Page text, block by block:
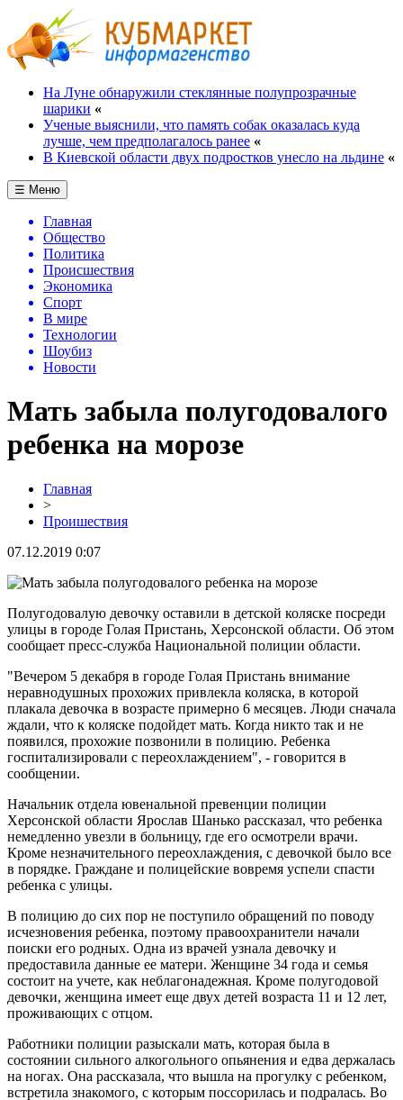
На Луне обнаружили стеклянные полупрозрачные
шарики «
Ученые выяснили, что память собак оказалась куда
лучше, чем предполагалось ранее «
В Киевской области двух подростков унесло на льдине «
☰ Меню
Главная
Общество
Политика
Происшествия
Экономика
Спорт
В мире
Технологии
Шоубиз
Новости
Мать забыла полугодовалого
ребенка на морозе
Главная
>
Проишествия
07.12.2019 0:07
Полугодовалую девочку оставили в детской коляске посреди
улицы в городе Голая Пристань, Херсонской области. Об этом
сообщает пресс-служба Национальной полиции области.
"Вечером 5 декабря в городе Голая Пристань внимание
неравнодушных прохожих привлекла коляска, в которой
плакала девочка в возрасте примерно 6 месяцев. Люди сначала
ждали, что к коляске подойдет мать. Когда никто так и не
появился, прохожие позвонили в полицию. Ребенка
госпитализировали с переохлаждением", - говорится в
сообщении.
Начальник отдела ювенальной превенции полиции
Херсонской области Ярослав Шанько рассказал, что ребенка
немедленно увезли в больницу, где его осмотрели врачи.
Кроме незначительного переохлаждения, с девочкой было все
в порядке. Граждане и полицейские вовремя успели спасти
ребенка с улицы.
В полицию до сих пор не поступило обращений по поводу
исчезновения ребенка, поэтому правоохранители начали
поиски его родных. Одна из врачей узнала девочку и
предоставила данные ее матери. Женщине 34 года и семья
состоит на учете, как неблагонадежная. Кроме полугодовой
девочки, женщина имеет еще двух детей возраста 11 и 12 лет,
проживающих с отцом.
Работники полиции разыскали мать, которая была в
состоянии сильного алкогольного опьянения и едва держалась
на ногах. Она рассказала, что вышла на прогулку с ребенком,
встретила знакомого, с которым поссорилась и подралась. Во